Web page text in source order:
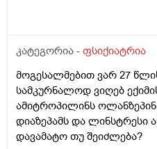
ვიტამინი გადამოწმებული
გამიწევთ კონსულტანციას
დამეხმარებით
შესაძლებელი რომ
უბრალოდ უარესდება ჩემი
მაგალითად, ხშირად
როგორც ტურეტის
ნებისმიერს რომელსაც
მენტალურ უნარს ეხება.
დეტალებით უფრო სრული,
კატეგორია - ფსიქიატრია
მოგესალმებით ვარ 27
სამკურნალოდ ვიღებ
ამიტროპილინს
დიაზეპამს და ლინსტრესი
დავამატო თუ შეიძლება?